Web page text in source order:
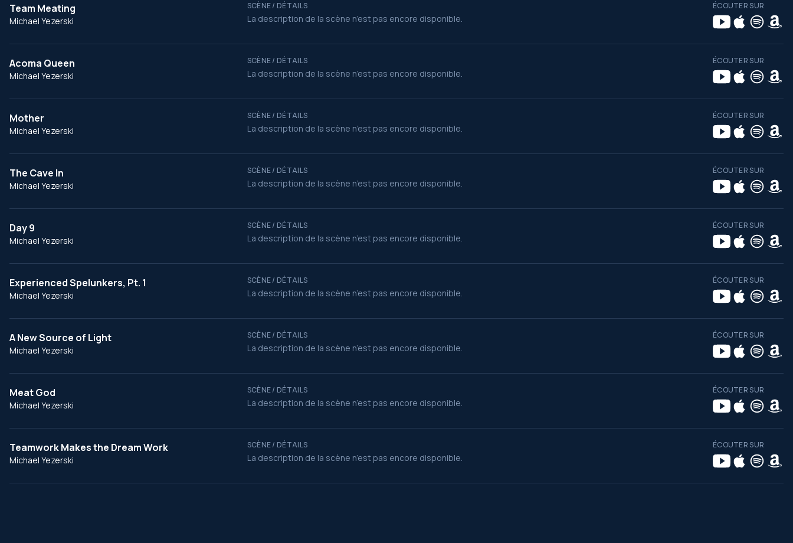
Team Meating
Michael Yezerski
SCÈNE / DÉTAILS
La description de la scène n’est pas encore disponible.
ÉCOUTER SUR
Acoma Queen
Michael Yezerski
SCÈNE / DÉTAILS
La description de la scène n’est pas encore disponible.
ÉCOUTER SUR
Mother
Michael Yezerski
SCÈNE / DÉTAILS
La description de la scène n’est pas encore disponible.
ÉCOUTER SUR
The Cave In
Michael Yezerski
SCÈNE / DÉTAILS
La description de la scène n’est pas encore disponible.
ÉCOUTER SUR
Day 9
Michael Yezerski
SCÈNE / DÉTAILS
La description de la scène n’est pas encore disponible.
ÉCOUTER SUR
Experienced Spelunkers, Pt. 1
Michael Yezerski
SCÈNE / DÉTAILS
La description de la scène n’est pas encore disponible.
ÉCOUTER SUR
A New Source of Light
Michael Yezerski
SCÈNE / DÉTAILS
La description de la scène n’est pas encore disponible.
ÉCOUTER SUR
Meat God
Michael Yezerski
SCÈNE / DÉTAILS
La description de la scène n’est pas encore disponible.
ÉCOUTER SUR
Teamwork Makes the Dream Work
Michael Yezerski
SCÈNE / DÉTAILS
La description de la scène n’est pas encore disponible.
ÉCOUTER SUR